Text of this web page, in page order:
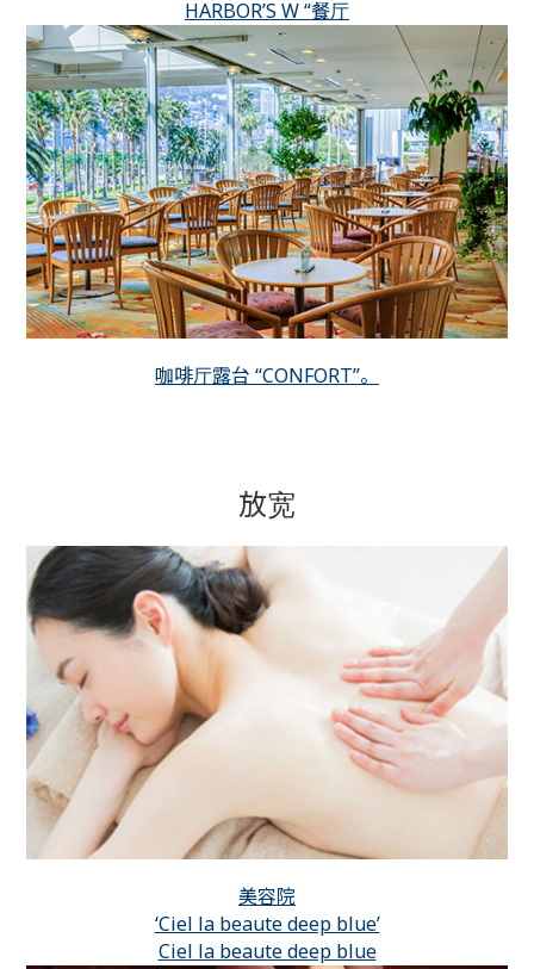
HARBOR’S W “餐厅
咖啡厅露台 “CONFORT”。
放宽
美容院
‘Ciel la beaute deep blue’
Ciel la beaute deep blue